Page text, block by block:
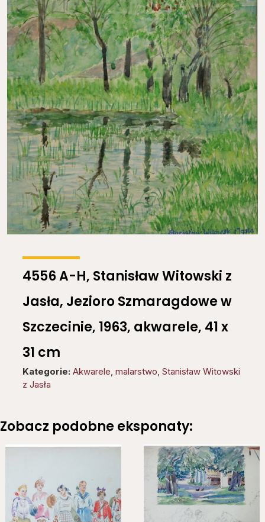
4556 A-H, Stanisław Witowski z
Jasła, Jezioro Szmaragdowe w
Szczecinie, 1963, akwarele, 41 x
31 cm
Kategorie: Akwarele, malarstwo, Stanisław Witowski
z Jasła
Zobacz podobne eksponaty: